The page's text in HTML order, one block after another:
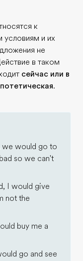
к
условиям и их
не
в таком
сейчас или в
.
we would go to
so we can't
I would give
not the
buy me a
go and see